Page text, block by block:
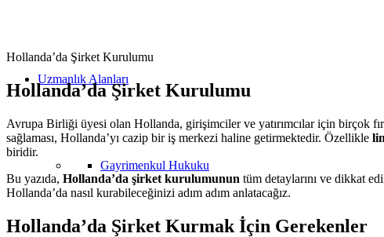
Uzmanlık Alanları
Gayrimenkul Hukuku
Hollanda’da Şirket Kurulumu
Hollanda’da Şirket Kurulumu
Avrupa Birliği üyesi olan Hollanda, girişimciler ve yatırımcılar için birçok
sağlaması, Hollanda’yı cazip bir iş merkezi haline getirmektedir. Özellikle
biridir.
Bu yazıda, Hollanda’da şirket kurulumunun tüm detaylarını ve dikkat
Hollanda’da nasıl kurabileceğinizi adım adım anlatacağız.
Hollanda’da Şirket Kurmak İçin Gerekenler